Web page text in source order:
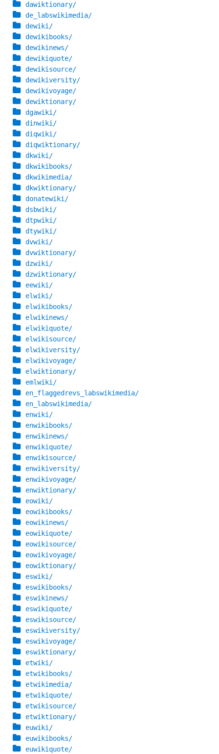
dawiktionary/
de_labswikimedia/
dewiki/
dewikibooks/
dewikinews/
dewikiquote/
dewikisource/
dewikiversity/
dewikivoyage/
dewiktionary/
dgawiki/
dinwiki/
diqwiki/
diqwiktionary/
dkwiki/
dkwikibooks/
dkwikimedia/
dkwiktionary/
donatewiki/
dsbwiki/
dtpwiki/
dtywiki/
dvwiki/
dvwiktionary/
dzwiki/
dzwiktionary/
eewiki/
elwiki/
elwikibooks/
elwikinews/
elwikiquote/
elwikisource/
elwikiversity/
elwikivoyage/
elwiktionary/
emlwiki/
en_flaggedrevs_labswikimedia/
en_labswikimedia/
enwiki/
enwikibooks/
enwikinews/
enwikiquote/
enwikisource/
enwikiversity/
enwikivoyage/
enwiktionary/
eowiki/
eowikibooks/
eowikinews/
eowikiquote/
eowikisource/
eowikivoyage/
eowiktionary/
eswiki/
eswikibooks/
eswikinews/
eswikiquote/
eswikisource/
eswikiversity/
eswikivoyage/
eswiktionary/
etwiki/
etwikibooks/
etwikimedia/
etwikiquote/
etwikisource/
etwiktionary/
euwiki/
euwikibooks/
euwikiquote/